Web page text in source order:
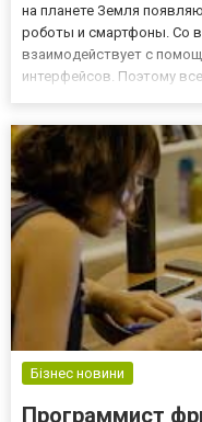
на планете Земля
роботы и смартфоны. Со
взаимодействует с
интерфейсов. Поэтому
Сейчас он...
Бізнес новини
Программист